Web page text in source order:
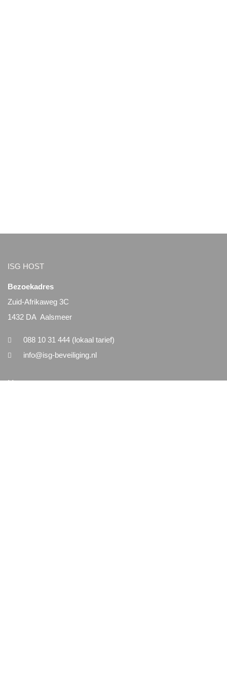
ISG HOST
Bezoekadres
Zuid-Afrikaweg 3C
1432 DA Aalsmeer
088 10 31 444 (lokaal tarief)
info@isg-beveiliging.nl
Menu